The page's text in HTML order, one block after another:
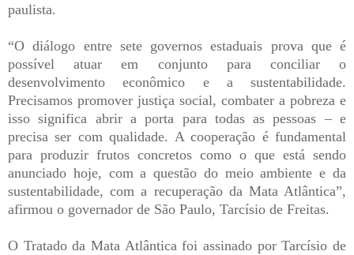
paulista.
“O diálogo entre sete governos estaduais prova que é
possível atuar em conjunto para conciliar o
desenvolvimento econômico e a sustentabilidade.
Precisamos promover justiça social, combater a pobreza e
isso significa abrir a porta para todas as pessoas – e
precisa ser com qualidade. A cooperação é fundamental
para produzir frutos concretos como o que está sendo
anunciado hoje, com a questão do meio ambiente e da
sustentabilidade, com a recuperação da Mata Atlântica”,
afirmou o governador de São Paulo, Tarcísio de Freitas.
O Tratado da Mata Atlântica foi assinado por Tarcísio de